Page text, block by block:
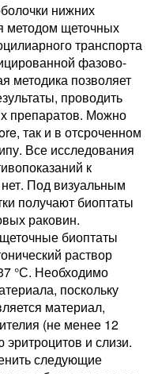
нижних
методом щеточных
транспорта
фазово-
методика позволяет
проводить
препаратов. Можно
так и в отсроченном
Все исследования
к
Под визуальным
получают биоптаты
раковин.
биоптаты
раствор
°С. Необходимо
поскольку
материал,
(не менее 12
и слизи.
следующие